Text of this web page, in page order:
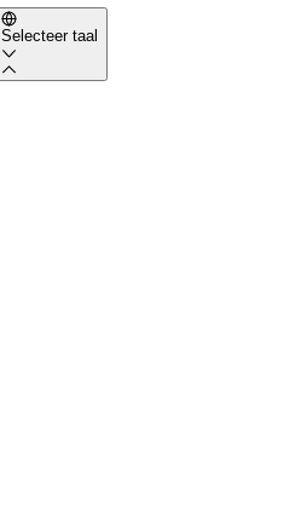
Selecteer taal